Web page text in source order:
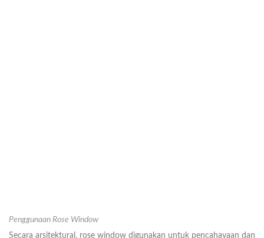
Penggunaan Rose Window
Secara arsitektural, rose window digunakan untuk pencahayaan dan